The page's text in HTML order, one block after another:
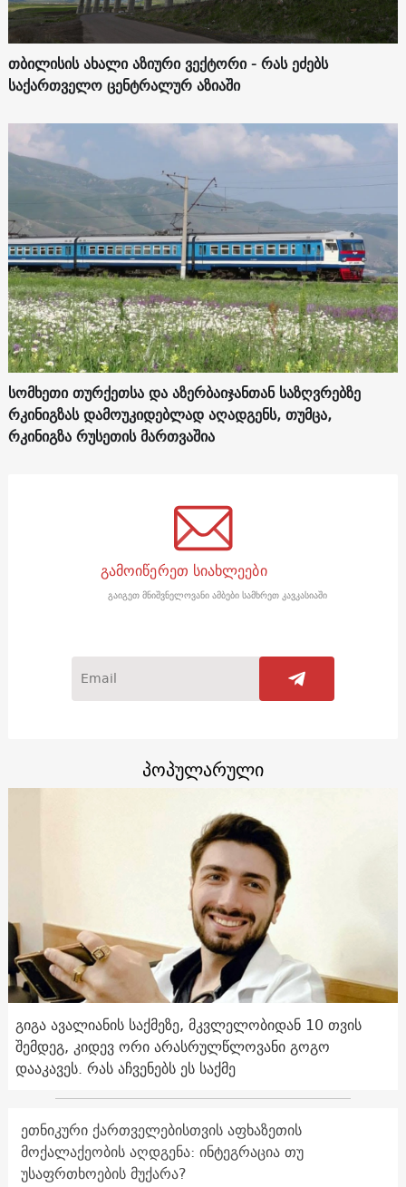
თბილისის ახალი აზიური ვექტორი - რას ეძებს
საქართველო ცენტრალურ აზიაში
სომხეთი თურქეთსა და აზერბაიჯანთან საზღვრებზე
რკინიგზას დამოუკიდებლად აღადგენს, თუმცა,
რკინიგზა რუსეთის მართვაშია
გამოიწერეთ სიახლეები
გაიგეთ მნიშვნელოვანი ამბები სამხრეთ კავკასიაში
პოპულარული
გიგა ავალიანის საქმეზე, მკვლელობიდან 10 თვის
შემდეგ, კიდევ ორი არასრულწლოვანი გოგო
დააკავეს. რას აჩვენებს ეს საქმე
ეთნიკური ქართველებისთვის აფხაზეთის
მოქალაქეობის აღდგენა: ინტეგრაცია თუ
უსაფრთხოების მუქარა?